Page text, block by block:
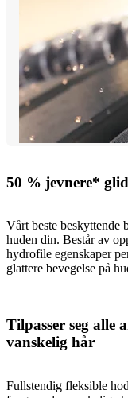
50 % jevnere*
Vårt beste beskyttende
huden din. Består av
hydrofile egenskaper
glattere bevegelse på
Tilpasser seg alle
vanskelig hår
Fullstendig fleksible